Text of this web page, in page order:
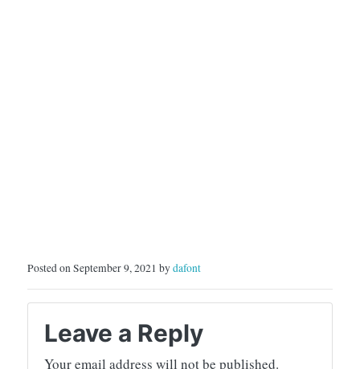
Posted on September 9, 2021 bydafont
Leave a Reply
Your email address will not be published.